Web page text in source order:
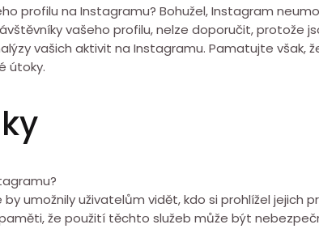
profilu na Instagramu? Bohužel, Instagram
vašeho profilu, nelze doporučit, protože
vašich aktivit na Instagramu. Pamatujte však,
útoky.
umožnily uživatelům vidět, kdo si prohlížel jejich
že použití těchto služeb může být